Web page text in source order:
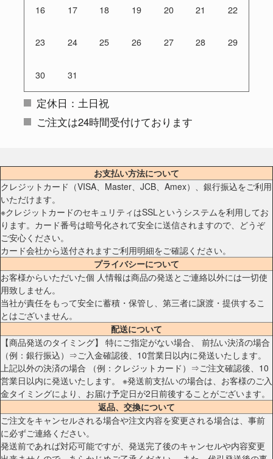
16 17 18 19 20 21 22
23 24 25 26 27 28 29
30 31
定休日：土日祝
ご注文は24時間受付けております
お支払い方法について
クレジットカード（VISA、Master、JCB、Amex）、銀行振込をご利用
いただけます。
※クレジットカードのセキュリティはSSLというシステムを利用してお
ります。カード番号は暗号化されて安全に送信されますので、どうぞ
ご安心ください。
カード会社から送付されますご利用明細をご確認ください。
プライバシーについて
お客様からいただいた個 人情報は商品の発送とご連絡以外には一切使
用致しません。
当社が責任をもって安全に蓄積・保管し、第三者に譲渡・提供するこ
とはございません。
配送について
【商品発送のタイミング】 特にご指定がない場合、 前払い決済の場合
（例：銀行振込）⇒ご入金確認後、10営業日以内に発送いたします。
上記以外の決済の場合 （例：クレジットカード）⇒ご注文確認後、10
営業日以内に発送いたします。 ※発送前支払いの場合は、お客様のご入
金タイミングにより、お届け予定日が2日前後することがございます。
返品、交換について
ご注文をキャンセルされる場合や注文内容を変更される場合は、事前
に必ずご連絡ください。
発送前であれば対応可能ですが、発送完了後のキャンセルや内容変更